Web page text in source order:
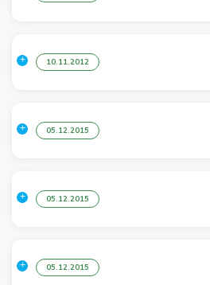
10.11.2012
05.12.2015
05.12.2015
05.12.2015